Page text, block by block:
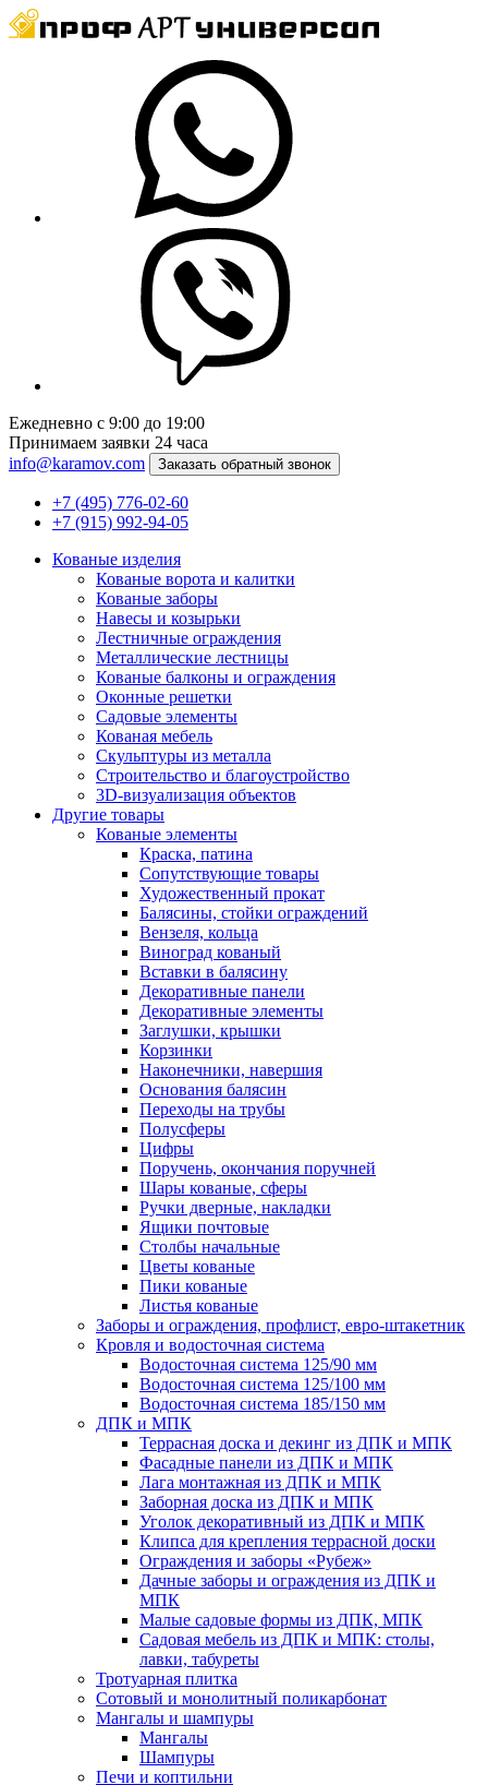
Ежедневно с 9:00 до 19:00
Принимаем заявки 24 часа
info@karamov.com
Заказать обратный звонок
+7 (495) 776-02-60
+7 (915) 992-94-05
Кованые изделия
Кованые ворота и калитки
Кованые заборы
Навесы и козырьки
Лестничные ограждения
Металлические лестницы
Кованые балконы и ограждения
Оконные решетки
Садовые элементы
Кованая мебель
Скульптуры из металла
Строительство и благоустройство
3D-визуализация объектов
Другие товары
Кованые элементы
Краска, патина
Сопутствующие товары
Художественный прокат
Балясины, стойки ограждений
Вензеля, кольца
Виноград кованый
Вставки в балясину
Декоративные панели
Декоративные элементы
Заглушки, крышки
Корзинки
Наконечники, навершия
Основания балясин
Переходы на трубы
Полусферы
Цифры
Поручень, окончания поручней
Шары кованые, сферы
Ручки дверные, накладки
Ящики почтовые
Столбы начальные
Цветы кованые
Пики кованые
Листья кованые
Заборы и ограждения, профлист, евро-штакетник
Кровля и водосточная система
Водосточная система 125/90 мм
Водосточная система 125/100 мм
Водосточная система 185/150 мм
ДПК и МПК
Террасная доска и декинг из ДПК и МПК
Фасадные панели из ДПК и МПК
Лага монтажная из ДПК и МПК
Заборная доска из ДПК и МПК
Уголок декоративный из ДПК и МПК
Клипса для крепления террасной доски
Ограждения и заборы «Рубеж»
Дачные заборы и ограждения из ДПК и
МПК
Малые садовые формы из ДПК, МПК
Садовая мебель из ДПК и МПК: столы,
лавки, табуреты
Тротуарная плитка
Сотовый и монолитный поликарбонат
Мангалы и шампуры
Мангалы
Шампуры
Печи и коптильни